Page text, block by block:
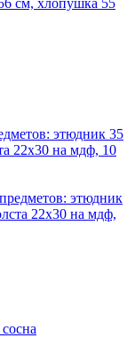
этюдник 35
22x30 на мдф, 10